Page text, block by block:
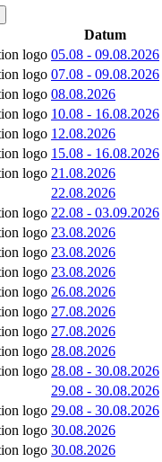
Datum
05.08 - 09.08.2026
07.08 - 09.08.2026
08.08.2026
10.08 - 16.08.2026
12.08.2026
15.08 - 16.08.2026
21.08.2026
22.08.2026
22.08 - 03.09.2026
23.08.2026
23.08.2026
23.08.2026
26.08.2026
27.08.2026
27.08.2026
28.08.2026
28.08 - 30.08.2026
29.08 - 30.08.2026
29.08 - 30.08.2026
30.08.2026
30.08.2026